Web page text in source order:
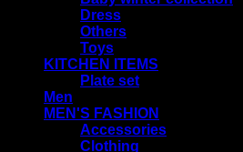
Dress
Others
Toys
KITCHEN ITEMS
Plate set
Men
MEN'S FASHION
Accessories
Clothing